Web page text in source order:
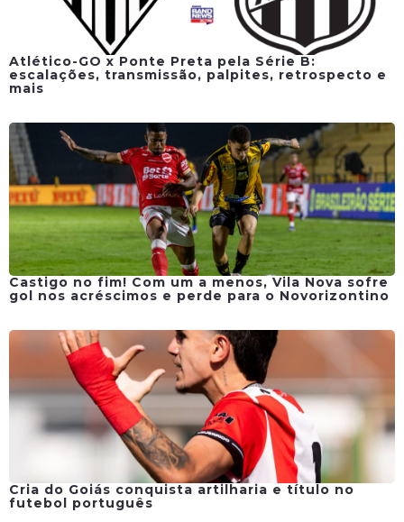
Atlético-GO x Ponte Preta pela Série B:
escalações, transmissão, palpites, retrospecto e
mais
Castigo no fim! Com um a menos, Vila Nova sofre
gol nos acréscimos e perde para o Novorizontino
Cria do Goiás conquista artilharia e título no
futebol português